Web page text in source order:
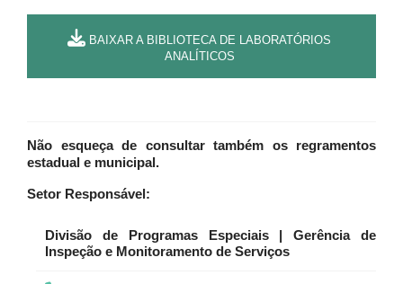
BAIXAR A BIBLIOTECA DE LABORATÓRIOS
ANALÍTICOS
Não esqueça de consultar também os regramentos
estadual e municipal.
Setor Responsável:
Divisão de Programas Especiais | Gerência de
Inspeção e Monitoramento de Serviços